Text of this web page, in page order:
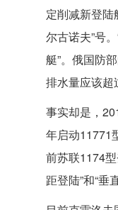
定削减新登陆
尔古诺夫”号
艇”。俄国防
排水量应该
事实却是，
年启动11771
前苏联1174
距登陆”和“垂